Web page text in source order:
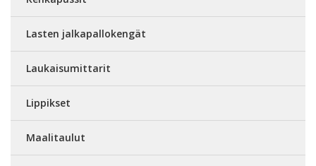
Lasten jalkapallokengät
Laukaisumittarit
Lippikset
Maalitaulut